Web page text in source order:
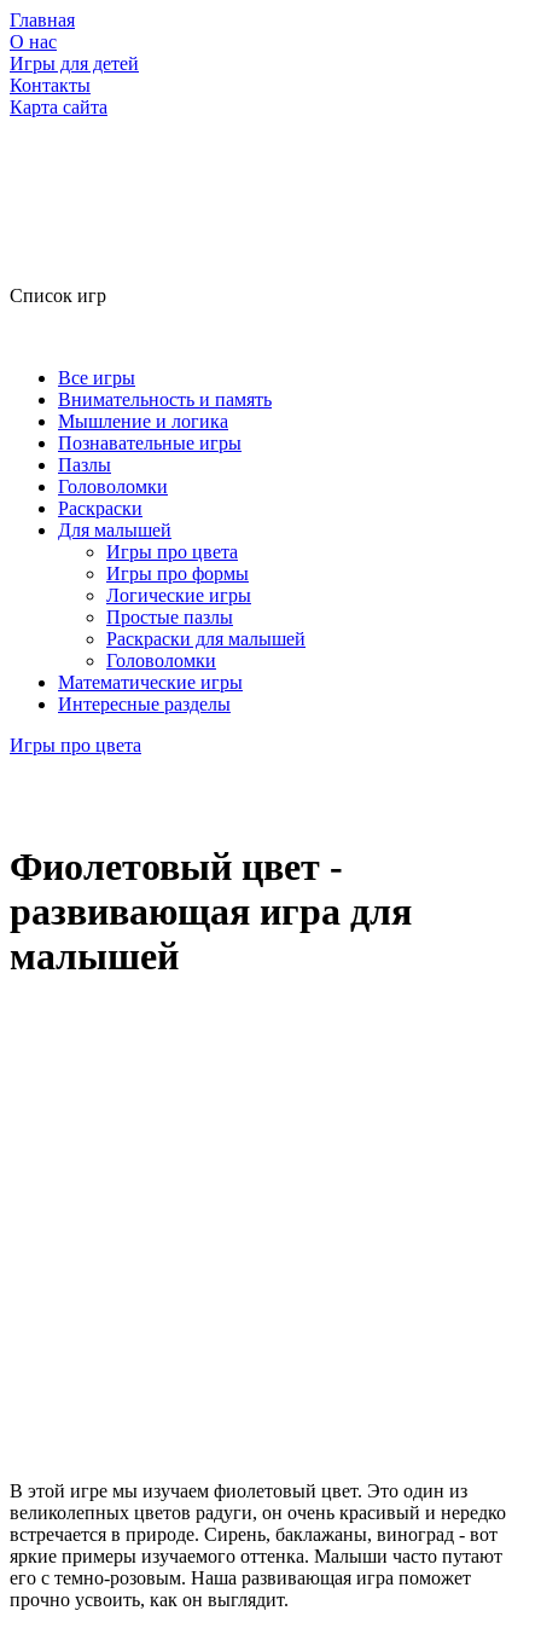
Главная
О нас
Игры для детей
Контакты
Карта сайта
Список игр
Все игры
Внимательность и память
Мышление и логика
Познавательные игры
Пазлы
Головоломки
Раскраски
Для малышей
Игры про цвета
Игры про формы
Логические игры
Простые пазлы
Раскраски для малышей
Головоломки
Математические игры
Интересные разделы
Игры про цвета
Фиолетовый цвет -
развивающая игра для
малышей
В этой игре мы изучаем фиолетовый цвет. Это один из
великолепных цветов радуги, он очень красивый и нередко
встречается в природе. Сирень, баклажаны, виноград - вот
яркие примеры изучаемого оттенка. Малыши часто путают
его с темно-розовым. Наша развивающая игра поможет
прочно усвоить, как он выглядит.